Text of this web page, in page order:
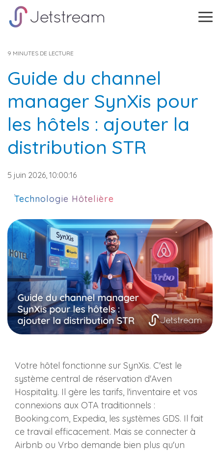
Skip
the
9 MINUTES DE LECTURE
Guide du channel
manager SynXis pour
les hôtels : ajouter la
distribution STR
5 juin 2026, 10:00:16
Technologie Hôtelière
Votre hôtel fonctionne sur SynXis. C'est le
système central de réservation d'Aven
Hospitality. Il gère les tarifs, l'inventaire et vos
connexions aux OTA traditionnels :
Booking.com, Expedia, les systèmes GDS. Il fait
ce travail efficacement. Mais se connecter à
Airbnb ou Vrbo demande bien plus qu'un